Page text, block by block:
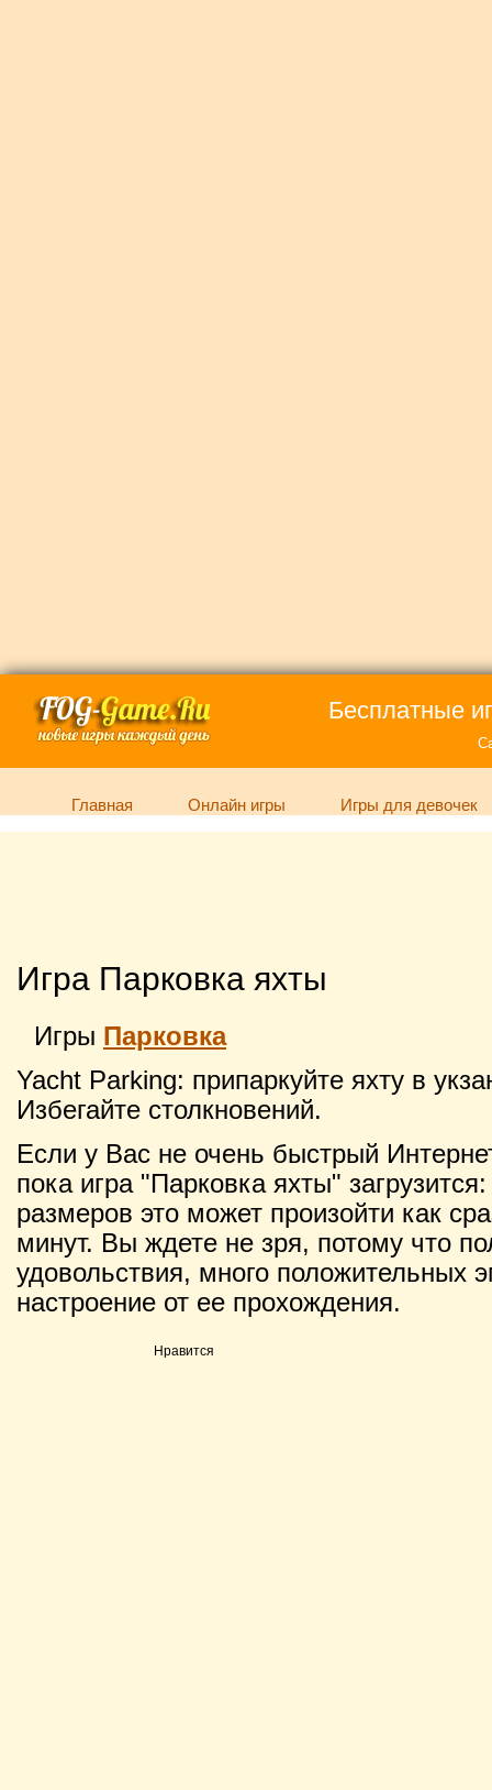
Бесплатные
Главная Онлайн игры Игры для девочек
Игра Парковка яхты
Игры Парковка
Yacht Parking: припаркуйте яхту в
Избегайте столкновений.
Если у Вас не очень быстрый
пока игра "Парковка яхты"
размеров это может произойти как
минут. Вы ждете не зря, потому что
удовольствия, много положительных
настроение от ее прохождения.
Нравится